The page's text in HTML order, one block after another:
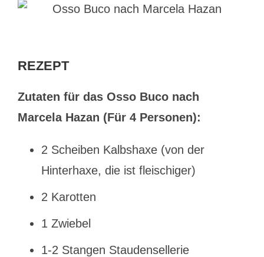
REZEPT
Zutaten für das Osso Buco nach
Marcela Hazan (Für 4 Personen):
2 Scheiben Kalbshaxe (von der
Hinterhaxe, die ist fleischiger)
2 Karotten
1 Zwiebel
1-2 Stangen Staudensellerie